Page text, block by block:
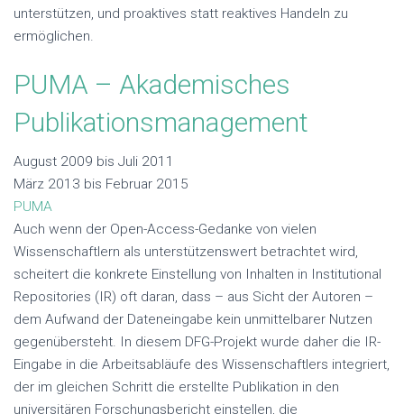
unterstützen, und proaktives statt reaktives Handeln zu
ermöglichen.
PUMA – Akademisches
Publikationsmanagement
August 2009 bis Juli 2011
März 2013 bis Februar 2015
PUMA
Auch wenn der Open-Access-Gedanke von vielen
Wissenschaftlern als unterstützenswert betrachtet wird,
scheitert die konkrete Einstellung von Inhalten in Institutional
Repositories (IR) oft daran, dass – aus Sicht der Autoren –
dem Aufwand der Dateneingabe kein unmittelbarer Nutzen
gegenübersteht. In diesem DFG-Projekt wurde daher die IR-
Eingabe in die Arbeitsabläufe des Wissenschaftlers integriert,
der im gleichen Schritt die erstellte Publikation in den
universitären Forschungsbericht einstellen, die